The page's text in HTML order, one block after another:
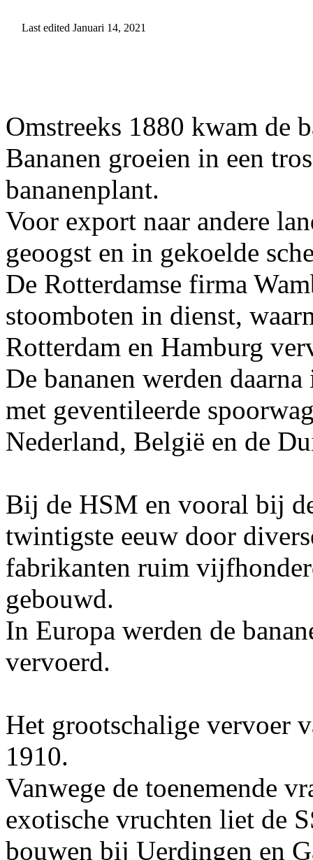
Last edited Januari 14, 2021
Omstreeks 1880 kwam de
Bananen groeien in een
bananenplant.
Voor export naar andere
geoogst en in gekoelde
De Rotterdamse firma
stoomboten in dienst,
Rotterdam en Hamburg
De bananen werden
met geventileerde
Nederland, België en de
Bij de HSM en vooral bij
twintigste eeuw door
fabrikanten ruim
gebouwd.
In Europa werden de
vervoerd.
Het grootschalige vervoer
1910.
Vanwege de toenemende
exotische vruchten liet de
bouwen bij Uerdingen en